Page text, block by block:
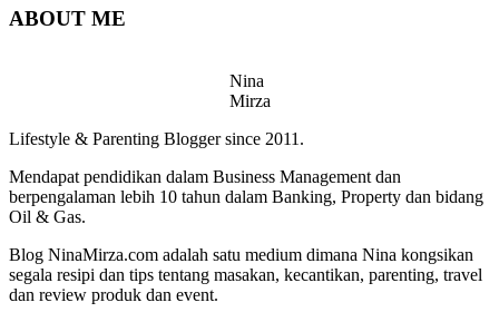
ABOUT ME
Nina
Mirza
Lifestyle & Parenting Blogger since 2011.
Mendapat pendidikan dalam Business Management dan
berpengalaman lebih 10 tahun dalam Banking, Property dan bidang
Oil & Gas.
Blog NinaMirza.com adalah satu medium dimana Nina kongsikan
segala resipi dan tips tentang masakan, kecantikan, parenting, travel
dan review produk dan event.